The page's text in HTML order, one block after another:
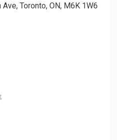
Ave, Toronto, ON, M6K 1W6